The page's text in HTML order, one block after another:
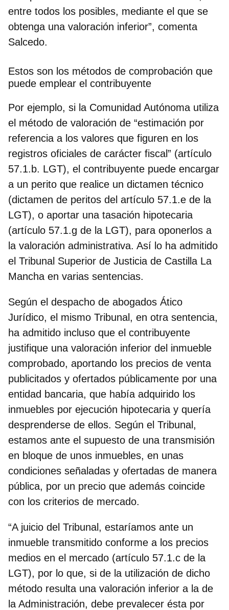
entre todos los posibles, mediante el que se
obtenga una valoración inferior”, comenta
Salcedo.
Estos son los métodos de comprobación que
puede emplear el contribuyente
Por ejemplo, si la Comunidad Autónoma utiliza
el método de valoración de “estimación por
referencia a los valores que figuren en los
registros oficiales de carácter fiscal” (artículo
57.1.b. LGT), el contribuyente puede encargar
a un perito que realice un dictamen técnico
(dictamen de peritos del artículo 57.1.e de la
LGT), o aportar una tasación hipotecaria
(artículo 57.1.g de la LGT), para oponerlos a
la valoración administrativa. Así lo ha admitido
el Tribunal Superior de Justicia de Castilla La
Mancha en varias sentencias.
Según el despacho de abogados Ático
Jurídico, el mismo Tribunal, en otra sentencia,
ha admitido incluso que el contribuyente
justifique una valoración inferior del inmueble
comprobado, aportando los precios de venta
publicitados y ofertados públicamente por una
entidad bancaria, que había adquirido los
inmuebles por ejecución hipotecaria y quería
desprenderse de ellos. Según el Tribunal,
estamos ante el supuesto de una transmisión
en bloque de unos inmuebles, en unas
condiciones señaladas y ofertadas de manera
pública, por un precio que además coincide
con los criterios de mercado.
“A juicio del Tribunal, estaríamos ante un
inmueble transmitido conforme a los precios
medios en el mercado (artículo 57.1.c de la
LGT), por lo que, si de la utilización de dicho
método resulta una valoración inferior a la de
la Administración, debe prevalecer ésta por